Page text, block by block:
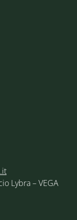
Lybra – VEGA